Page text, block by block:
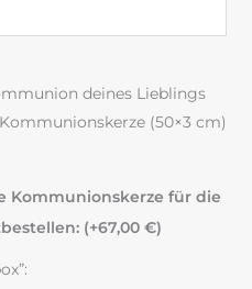
deines Lieblings
(50×3 cm)
Kommunionskerze für die
(+67,00 €)